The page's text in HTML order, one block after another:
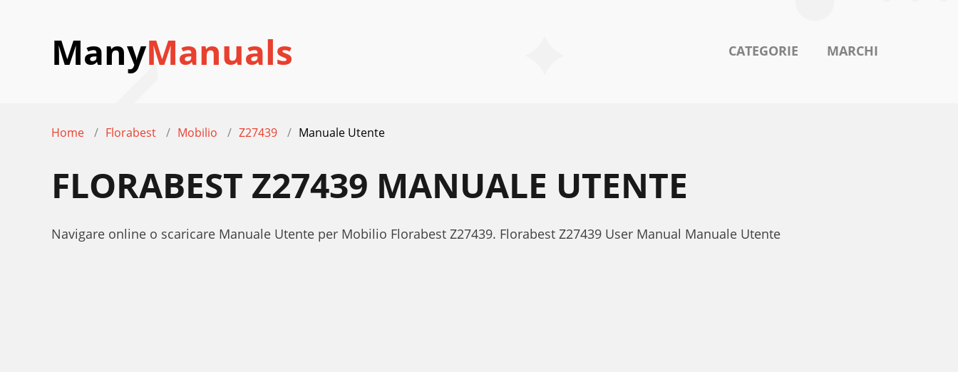
ManyManuals CATEGORIE MARCHI
Home Florabest Mobilio Z27439 Manuale Utente
FLORABEST Z27439 MANUALE UTENTE
Navigare online o scaricare Manuale Utente per Mobilio Florabest Z27439. Florabest Z27439 User Manual Manuale Utente